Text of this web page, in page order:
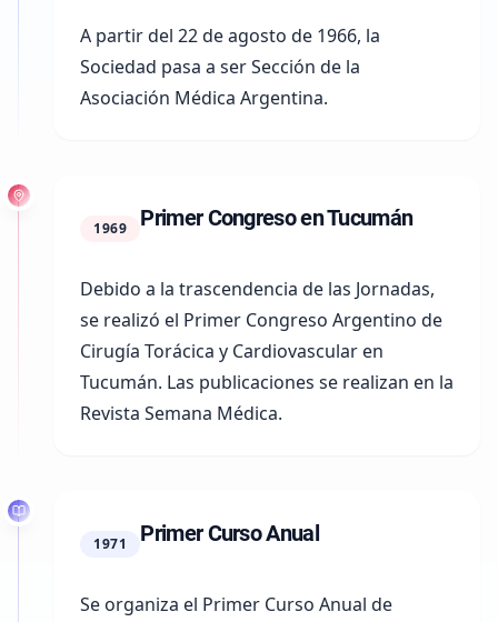
A partir del 22 de agosto de 1966, la
Sociedad pasa a serSección de la
Asociación Médica Argentina.
1969 Primer Congreso en Tucumán
Debido a la trascendencia de las Jornadas,
se realizó el Primer Congreso Argentino de
Cirugía Torácica y Cardiovascular en
Tucumán. Las publicaciones se realizan en la
Revista Semana Médica.
1971 Primer Curso Anual
Se organiza el Primer Curso Anual de